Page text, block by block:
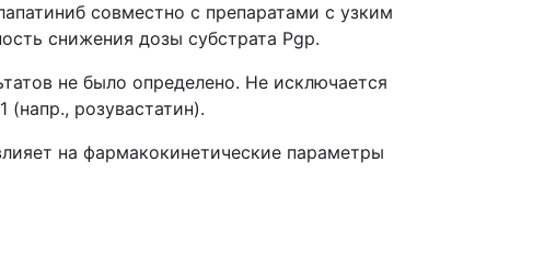
совместно с препаратами с узким
снижения дозы субстрата Pgp.
не было определено. Не исключается
(напр., розувастатин).
на фармакокинетические параметры